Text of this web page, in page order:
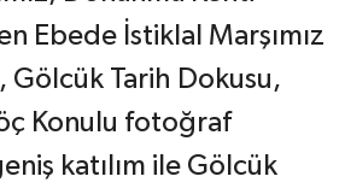
Ebede İstiklal Marşımız
Gölcük Tarih Dokusu,
Konulu fotoğraf
katılım ile Gölcük